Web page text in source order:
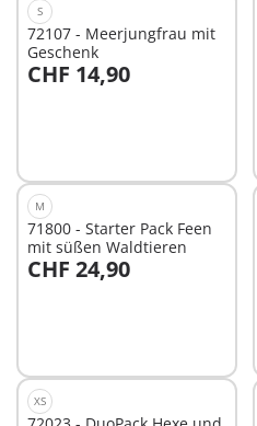
S
72107 - Meerjungfrau mit
Geschenk
CHF 14,90
In den Warenkorb
M
71800 - Starter Pack Feen
mit süßen Waldtieren
CHF 24,90
In den Warenkorb
XS